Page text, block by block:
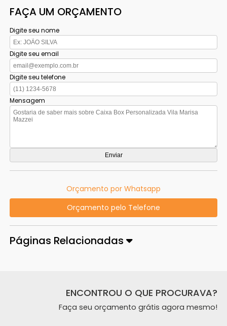
FAÇA UM ORÇAMENTO
Digite seu nome
Digite seu email
Digite seu telefone
Mensagem
Orçamento por Whatsapp
Orçamento pelo Telefone
Páginas Relacionadas
ENCONTROU O QUE PROCURAVA?
Faça seu orçamento grátis agora mesmo!